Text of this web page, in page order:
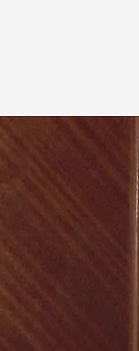
de
vecinos más